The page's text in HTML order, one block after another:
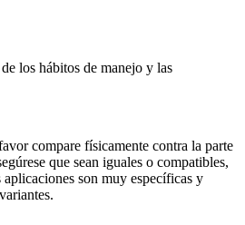
los hábitos de manejo y las
compare físicamente contra la parte
que sean iguales o compatibles,
son muy específicas y